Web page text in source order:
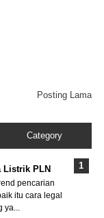
Posting Lama
Category
Listrik PLN
pencarian
itu cara legal